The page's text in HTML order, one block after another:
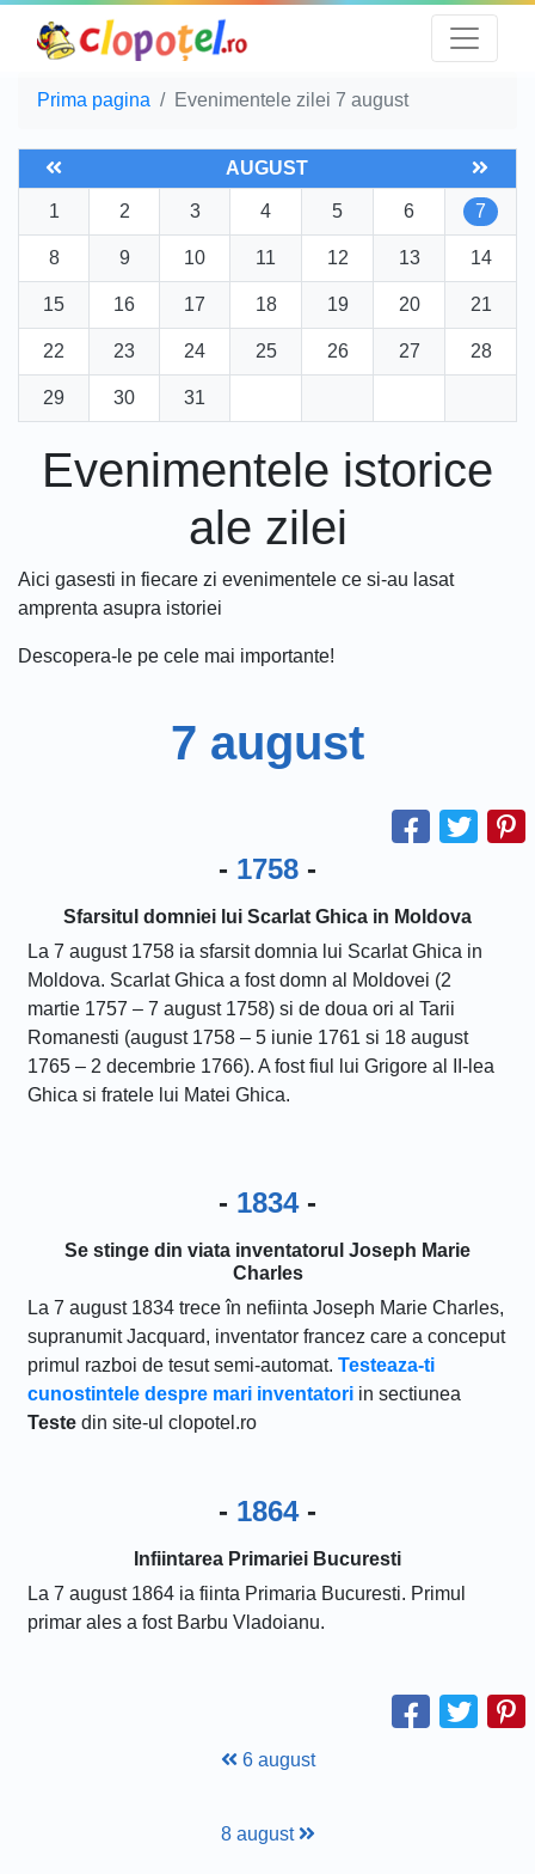
Prima pagina Evenimentele zilei 7 august
AUGUST
1 2 3 4 5 6 7
8 9 10 11 12 13 14
15 16 17 18 19 20 21
22 23 24 25 26 27 28
29 30 31
Evenimentele istorice
ale zilei
Aici gasesti in fiecare zi evenimentele ce si-au lasat
amprenta asupra istoriei
Descopera-le pe cele mai importante!
7 august
- 1758 -
Sfarsitul domniei lui Scarlat Ghica in Moldova
La 7 august 1758 ia sfarsit domnia lui Scarlat Ghica in
Moldova. Scarlat Ghica a fost domn al Moldovei (2
martie 1757 – 7 august 1758) si de doua ori al Tarii
Romanesti (august 1758 – 5 iunie 1761 si 18 august
1765 – 2 decembrie 1766). A fost fiul lui Grigore al II-lea
Ghica si fratele lui Matei Ghica.
- 1834-
Se stinge din viata inventatorul Joseph Marie
Charles
La 7 august 1834 trece în nefiinta Joseph Marie Charles,
supranumit Jacquard, inventator francez care a conceput
primul razboi de tesut semi-automat. Testeaza-ti
cunostintele despre mari inventatori in sectiunea
Teste din site-ul clopotel.ro
- 1864-
Infiintarea Primariei Bucuresti
La 7 august 1864 ia fiinta Primaria Bucuresti. Primul
primar ales a fost Barbu Vladoianu.
6 august
8 august